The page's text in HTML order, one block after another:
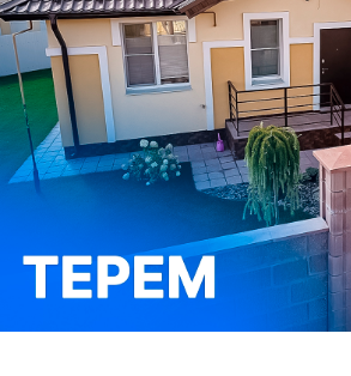
СТРОИМ
НАДЁЖНО,
ЖИВЁТЕ УЮТНО!
Профессионализм